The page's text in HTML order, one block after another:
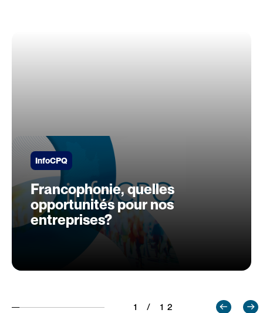
InfoCPQ
Francophonie, quelles
opportunités pour nos
entreprises?
1 / 12